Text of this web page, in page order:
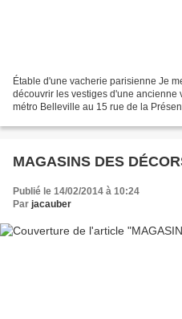
Étable d'une vacherie parisienne Je
découvrir les vestiges d'une
métro Belleville au 15 rue de la
MAGASINS DES
Publié le 14/02/2014 à 10:24
Par jacauber